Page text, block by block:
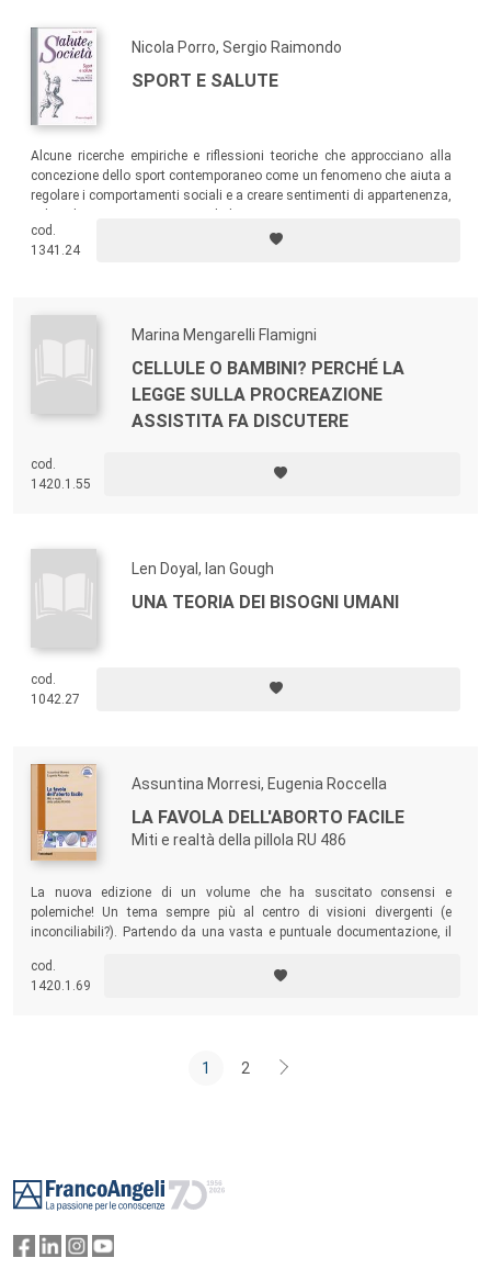
Nicola Porro, Sergio Raimondo
SPORT E SALUTE
Alcune ricerche empiriche e riflessioni teoriche che approcciano alla
concezione dello sport contemporaneo come un fenomeno che aiuta a
regolare i comportamenti sociali e a creare sentimenti di appartenenza,
cod.
1341.24
Marina Mengarelli Flamigni
CELLULE O BAMBINI? PERCHÉ LA
LEGGE SULLA PROCREAZIONE
ASSISTITA FA DISCUTERE
cod.
1420.1.55
Len Doyal, Ian Gough
UNA TEORIA DEI BISOGNI UMANI
cod.
1042.27
Assuntina Morresi, Eugenia Roccella
LA FAVOLA DELL'ABORTO FACILE
Miti e realtà della pillola RU 486
La nuova edizione di un volume che ha suscitato consensi e
polemiche! Un tema sempre più al centro di visioni divergenti (e
inconciliabili?). Partendo da una vasta e puntuale documentazione, il
oscure e delle pressioni internazionali che hanno accompagnato fin
dalla nascita la pillola abortiva.
cod.
1420.1.69
1 2